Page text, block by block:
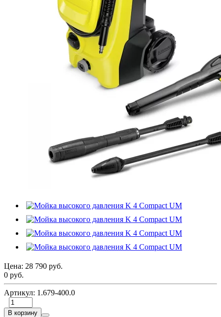
Цена: 28 790 руб.
0 руб.
Артикул: 1.679-400.0
В корзину